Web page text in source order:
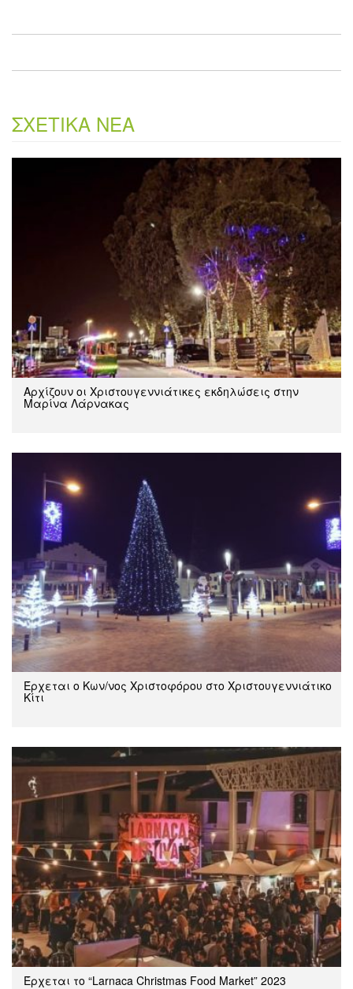
ΣΧΕΤΙΚΑ ΝΕΑ
Αρχίζουν οι Χριστουγεννιάτικες εκδηλώσεις στην
Μαρίνα Λάρνακας
Έρχεται ο Κων/νος Χριστοφόρου στο Χριστουγεννιάτικο
Κίτι
Έρχεται το “Larnaca Christmas Food Market” 2023